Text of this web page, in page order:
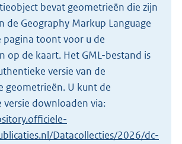
o
t
t
e
8
9
K
bevat geometrieën die zijn
de Geography Markup Language
pagina toont voor u de
op de kaart. Het GML-bestand is
versie van de
geometrieën. U kunt de
downloaden via:
Datacollecties/2026/dc-